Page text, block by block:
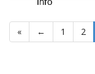
Info
Info
Info
Info
« ← 1 2